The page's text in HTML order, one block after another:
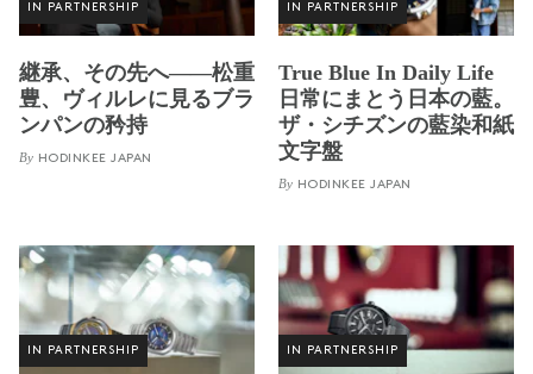
IN PARTNERSHIP
継承、その先へ——松重
豊、ヴィルレに見るブラ
ンパンの矜持
By HODINKEE JAPAN
IN PARTNERSHIP
True Blue In Daily Life
日常にまとう日本の藍。
ザ・シチズンの藍染和紙
文字盤
By HODINKEE JAPAN
IN PARTNERSHIP IN PARTNERSHIP